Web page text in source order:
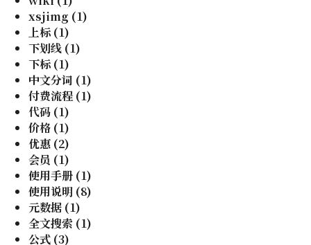
xsjimg (1)
上标(1)
下划线(1)
下标(1)
中文分词 (1)
付费流程(1)
代码(1)
价格(1)
优惠(2)
会员 (1)
使用手册(1)
使用说明(8)
元数据(1)
全文搜索(1)
公式(3)